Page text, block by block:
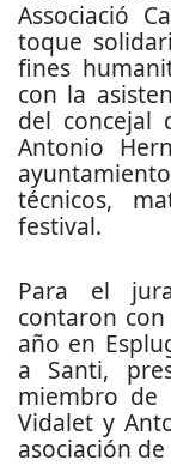
Associació
toque
fines
con la
del concejal
Antonio
técnicos,
festival.
Para el
contaron
año en
a Santi,
miembro de
Vidalet y
asociación